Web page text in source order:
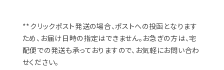
**クリックポスト発送の場合、ポストへの投函となります
ため、お届け日時の指定はできません。お急ぎの方は、宅
配便での発送も承っておりますので、お気軽にお問い合わ
せください。